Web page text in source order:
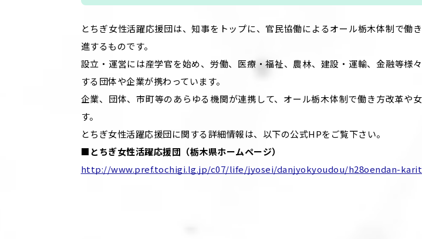
とちぎ女性活躍応援団は、知事をトップに、官民協働によるオール栃木体制で働
進するものです。
設立・運営には産学官を始め、労働、医療・福祉、農林、建設・運輸、金融等様
する団体や企業が携わっています。
企業、団体、市町等のあらゆる機関が連携して、オール栃木体制で働き方改革や
す。
とちぎ女性活躍応援団に関する詳細情報は、以下の公式HPをご覧下さい。
■とちぎ女性活躍応援団（栃木県ホームページ）
http://www.pref.tochigi.lg.jp/c07/life/jyosei/danjyokyoudou/h28oendan-